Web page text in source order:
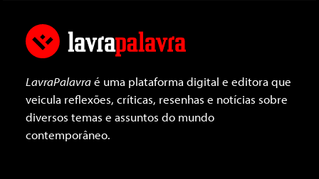
LavraPalavraé uma plataforma digital e editora que
veicula reflexões, críticas, resenhas e notícias sobre
diversos temas e assuntos do mundo
contemporâneo.